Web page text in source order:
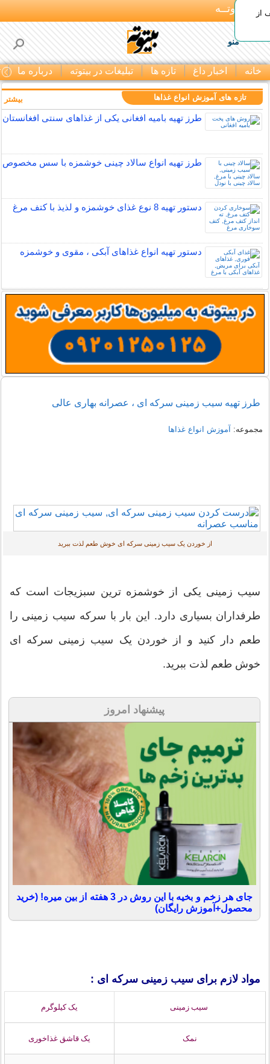
بـیتوتــه
منو
خانه اخبار داغ تازه ها تبلیغات در بیتوته درباره ما
تخفیف از
تازه های آموزش انواع غذاها
طرز تهیه بامیه افغانی یکی از غذاهای سنتی افغانستان
طرز تهیه انواع سالاد چینی خوشمزه با سس مخصوص
دستور تهیه 8 نوع غذای خوشمزه و لذیذ با کتف مرغ
دستور تهیه انواع غذاهای آبکی ، مقوی و خوشمزه
بیشتر
طرز تهیه سیب زمینی سرکه ای ، عصرانه بهاری عالی
مجموعه: آموزش انواع غذاها
از خوردن یک سیب زمینی سرکه ای خوش طعم لذت ببرید
سیب زمینی یکی از خوشمزه ترین سبزیجات است که
طرفداران بسیاری دارد. این بار با سرکه سیب زمینی را
طعم دار کنید و از خوردن یک سیب زمینی سرکه ای
خوش طعم لذت ببرید.
پیشنهاد امروز
جای هر زخم و بخیه با این روش در 3 هفته از بین میره! (خرید
محصول+آموزش رایگان)
مواد لازم برای سیب زمینی سرکه ای :
سیب زمینی یک کیلوگرم
نمک یک قاشق غذاخوری